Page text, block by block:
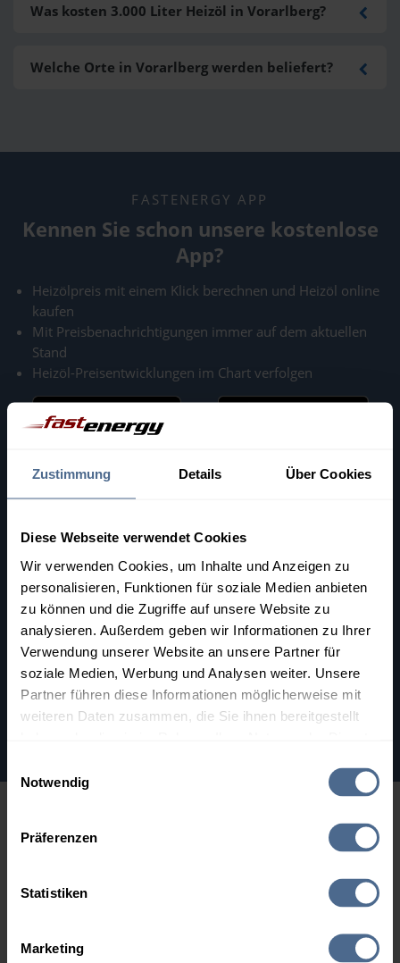
Zustimmung Details Über Cookies
Diese Webseite verwendet Cookies
Wir verwenden Cookies, um Inhalte und Anzeigen zu
personalisieren, Funktionen für soziale Medien anbieten
zu können und die Zugriffe auf unsere Website zu
analysieren. Außerdem geben wir Informationen zu Ihrer
Verwendung unserer Website an unsere Partner für
soziale Medien, Werbung und Analysen weiter. Unsere
Partner führen diese Informationen möglicherweise mit
weiteren Daten zusammen, die Sie ihnen bereitgestellt
Notwendig
Präferenzen
Statistiken
Marketing
Was kosten 3.000 Liter Heizöl in Vorarlberg?
Welche Orte in Vorarlberg werden beliefert?
FASTENERGY APP
Kennen Sie schon unsere kostenlose
App?
Heizölpreis mit einem Klick berechnen und Heizöl online
kaufen
Mit Preisbenachrichtigungen immer auf dem aktuellen
Stand
Heizöl-Preisentwicklungen im Chart verfolgen
oder zuerst mehr über unsere App erfahren
Alle Heizölhändler in Vorarlberg